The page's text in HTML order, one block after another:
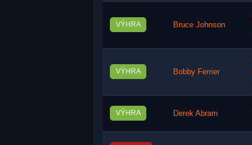
VÝHRA Bruce Johnson
VÝHRA Bobby Ferrier
VÝHRA Derek Abram